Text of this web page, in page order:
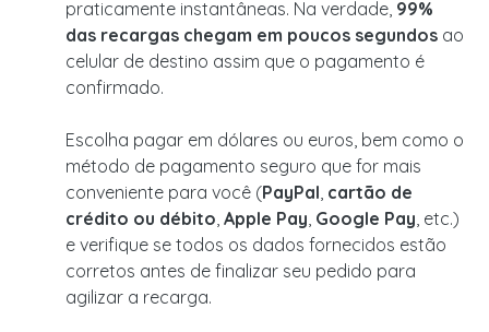
praticamente instantâneas. Na verdade, 99%
das recargas chegam em poucos segundos ao
celular de destino assim que o pagamento é
confirmado.
Escolha pagar em dólares ou euros, bem como o
método de pagamento seguro que for mais
conveniente para você (PayPal, cartão de
crédito ou débito, Apple Pay, Google Pay, etc.)
e verifique se todos os dados fornecidos estão
corretos antes de finalizar seu pedido para
agilizar a recarga.